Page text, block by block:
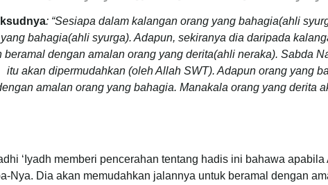
: “Sesiapa dalam kalangan orang yang bahagia(ahli
bahagia(ahli syurga). Adapun, sekiranya dia daripada
beramal dengan amalan orang yang derita(ahli neraka). Sabda
itu akan dipermudahkan (oleh Allah SWT). Adapun orang yang
amalan orang yang bahagia. Manakala orang yang derita
‘Iyadh memberi pencerahan tentang hadis ini bahawa
Nya. Dia akan memudahkan jalannya untuk beramal dengan